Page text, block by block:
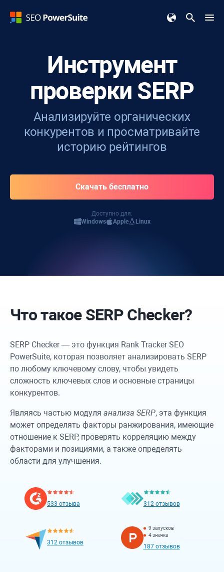
Инструмент
проверки SERP
Анализируйте органических
конкурентов и просматривайте
историю рейтингов
Скачать бесплатно
Доступно для:
Windows
Apple Linux
Что такое SERP Checker?
SERP Checker — это функция Rank TrackerSEO
PowerSuite, которая позволяет анализировать SERP
по любому ключевому слову, чтобы увидеть
сложность ключевых слов и основные страницы
конкурентов.
Являясь частью модуля анализа SERP, эта функция
может определять факторы ранжирования, имеющие
отношение к SERP, проверять корреляцию между
факторами и позициями, а также определять
области для улучшения.
533 отзыва 312 отзывов
312 отзывов
9 запусков
4 значка
187 отзывов